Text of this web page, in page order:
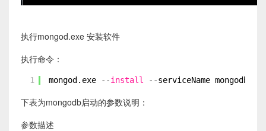
执行mongod.exe 安装软件
执行命令：
1 mongod.exe --install --serviceName mongodb
下表为mongodb启动的参数说明：
参数描述